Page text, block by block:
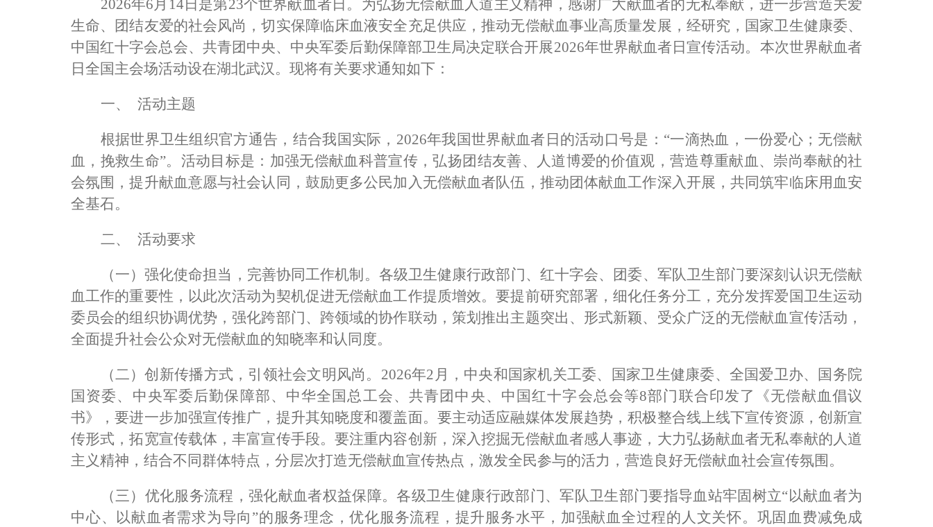
2026年6月 14日是第23个世界献血者日。为弘扬无偿献血人道主义精神，感谢广大献血者的无私奉献，进一步营造关爱
生命、团结友爱的社会风尚，切实保障临床血液安全充足供应，推动无偿献血事业高质量发展，经研究，国家卫生健康委、
中国红十字会总会、共青团中央、中央军委后勤保障部卫生局决定联合开展2026年世界献血者日宣传活动。本次世界献血者
日全国主会场活动设在湖北武汉。现将有关要求通知如下：
一、 活动主题
根据世界卫生组织官方通告，结合我国实际， 2026年我国世界献血者日的活动口号是： “一滴热血，一份爱心；无偿献
血，挽救生命”。活动目标是：加强无偿献血科普宣传，弘扬团结友善、人道博爱的价值观，营造尊重献血、崇尚奉献的社
会氛围，提升献血意愿与社会认同，鼓励更多公民加入无偿献血者队伍，推动团体献血工作深入开展，共同筑牢临床用血安
全基石。
二、 活动要求
（一）强化使命担当，完善协同工作机制。 各级卫生健康行政部门、红十字会、团委、军队卫生部门要深刻认识无偿献
血工作的重要性，以此次活动为契机促进无偿献血工作提质增效。要提前研究部署，细化任务分工，充分发挥爱国卫生运动
委员会的组织协调优势，强化跨部门、跨领域的协作联动，策划推出主题突出、形式新颖、受众广泛的无偿献血宣传活动，
全面提升社会公众对无偿献血的知晓率和认同度。
（二）创新传播方式，引领社会文明风尚。 2026年2 月，中央和国家机关工委、国家卫生健康委、 全国爱卫办、国务院
国资委、中央军委后勤保障部、中华全国总工会、共青团中央、 中国红十字会总会等8部门联合印发了《无偿献血倡议
书》，要进一步加强宣传推广，提升其知晓度和覆盖面。要主动适应融媒体发展趋势，积极整合线上线下宣传资源，创新宣
传形式，拓宽宣传载体，丰富宣传手段。要注重内容创新，深入挖掘无偿献血者感人事迹，大力弘扬献血者无私奉献的人道
主义精神，结合不同群体特点，分层次打造无偿献血宣传热点，激发全民参与的活力，营造良好无偿献血社会宣传氛围。
（三）优化服务流程，强化献血者权益保障。各级卫生健康行政部门、军队卫生部门要指导血站牢固树立“以献血者为
中心、以献血者需求为导向 ”的服务理念，优化服务流程，提升服务水平，加强献血全过程的人文关怀。巩固血费减免成